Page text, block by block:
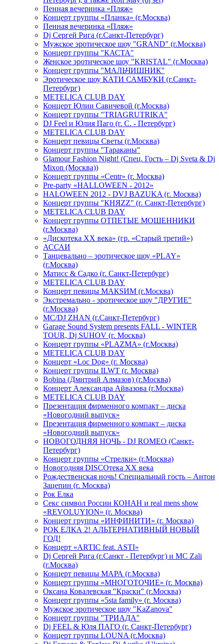
Пенная вечеринка «Пляж»
Концерт группы «Планка» (г.Москва)
Пенная вечеринка «Пляж»
Dj Сергей Рига (г.Санкт-Петербург)
Мужское эротическое шоу "GRAND" (г.Москва)
Концерт группы "КАСТА"
Женское эротическое шоу "KRISTAL" (г.Москва)
Концерт группы "МАЛЬЧИШНИК"
Эротическое шоу КАТИ САМБУКИ (г.Санкт-
Петербург)
METELICA CLUB DAY
Концерт Юлии Савичевой (г.Москва)
Концерт группы "TRIAGRUTRIKA"
DJ Feel и Юлия Паго (г. С. - Петербург)
METELICA CLUB DAY
Концерт певицы Светы (г.Москва)
Концерт группы "Тараканы"
Glamour Fashion Night! (Спец. Гость – Dj Sveta & Dj
Mixon (Москва))
Концерт группы «Centr» (г. Москва)
Pre-party «HALLOWEEN - 2012»
HALOWEEN 2012 - DVJ BAZUKA (г. Москва)
Концерт группы "КНЯZZ" (г. Санкт-Петербург)
METELICA CLUB DAY
Концерт группы ОТПЕТЫЕ МОШЕННИКИ
(г.Москва)
«Дискотека ХХ века» (гр. «Старый третий»)
АССАИ
Танцевально – эротическое шоу «PLAY»
(г.Москва)
Матисс & Садко (г. Санкт-Петербург)
METELICA CLUB DAY
Концерт певицы МАКSИМ (г.Москва)
Экстремально - эротическое шоу "ДРУГИЕ"
(г.Москва)
МС/DJ ZHAN (г.Санкт-Петербург)
Garage Sound System presents FALL - WINTER
TOUR, Dj SUHOV (г. Москва)
Концерт группы «PLAZMA» (г.Москва)
METELICA CLUB DAY
Концерт «Loc Dog» (г. Москва)
Концерт группы ILWT (г. Москва)
Bobina (Дмитрий Алмазов) (г.Москва)
Концерт Александра Айвазова (г.Москва)
METELICA CLUB DAY
Презентация фирменного компакт – диска
«Новогодний выпуск»
Презентация фирменного компакт – диска
«Новогодний выпуск»
НОВОГОДНЯЯ НОЧЬ - DJ ROMEO (Санкт-
Петербург)
Концерт группы «Стрелки» (г.Москва)
Новогодняя DISCOтека ХХ века
Рождественская ночь! Специальный гость – Антон
Зацепин (г. Москва)
Рок Елка
Секс символ России КОНАН и real mens show
«REVOLUYION» (г. Москва)
Концерт группы «ИНФИНИТИ» (г. Москва)
РОК ЕЛКА 2! АЛЬТЕРНАТИВНЫЙ НОВЫЙ
ГОД!
Концерт «ARTIC feat. ASTI»
Dj Сергей Рига (г.Санкт - Петербург) и MC Zali
(г.Москва)
Концерт певицы МАРА (г.Москва)
Концерт группы «МНОГОТОЧИЕ» (г. Москва)
Оксана Ковалевская "Краски" (г.Москва)
Концерт группы «5sta family» (г. Москва)
Мужское эротическое шоу "KaZanova"
Концерт группы "ТРИАДА"
Dj FEEL & Юля ПАГО (г. Санкт-Петербург)
Концерт группы LOUNA (г.Москва)